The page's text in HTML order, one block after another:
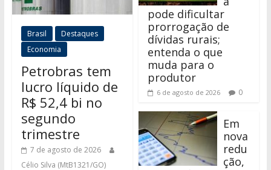
Brasil
Destaques
Economia
Petrobras tem
lucro líquido de
R$ 52,4 bi no
segundo
trimestre
7 de agosto de 2026
Célio Silva (MtB1321/GO)
pode dificultar
prorrogação de
dívidas rurais;
entenda o que
muda para o
produtor
6 de agosto de 2026 0
Em
nova
redu
ção,